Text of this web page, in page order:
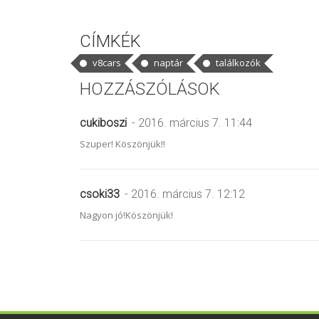
CÍMKÉK
v8cars naptár találkozók
HOZZÁSZÓLÁSOK
cukiboszi - 2016. március 7. 11:44
Szuper! Köszönjük!!
csoki33 - 2016. március 7. 12:12
Nagyon jó!Köszönjük!